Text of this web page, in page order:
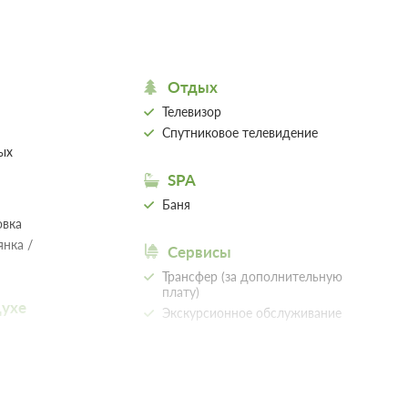
часов.
Рядом с номером расположен туалет и душевая.
Недостаточно мест
Сменить кол-во гостей
/
Отдых
Телевизор
Спутниковое телевидение
SPA
Баня
Сервисы
Трансфер (за дополнительную
плату)
Экскурсионное обслуживание